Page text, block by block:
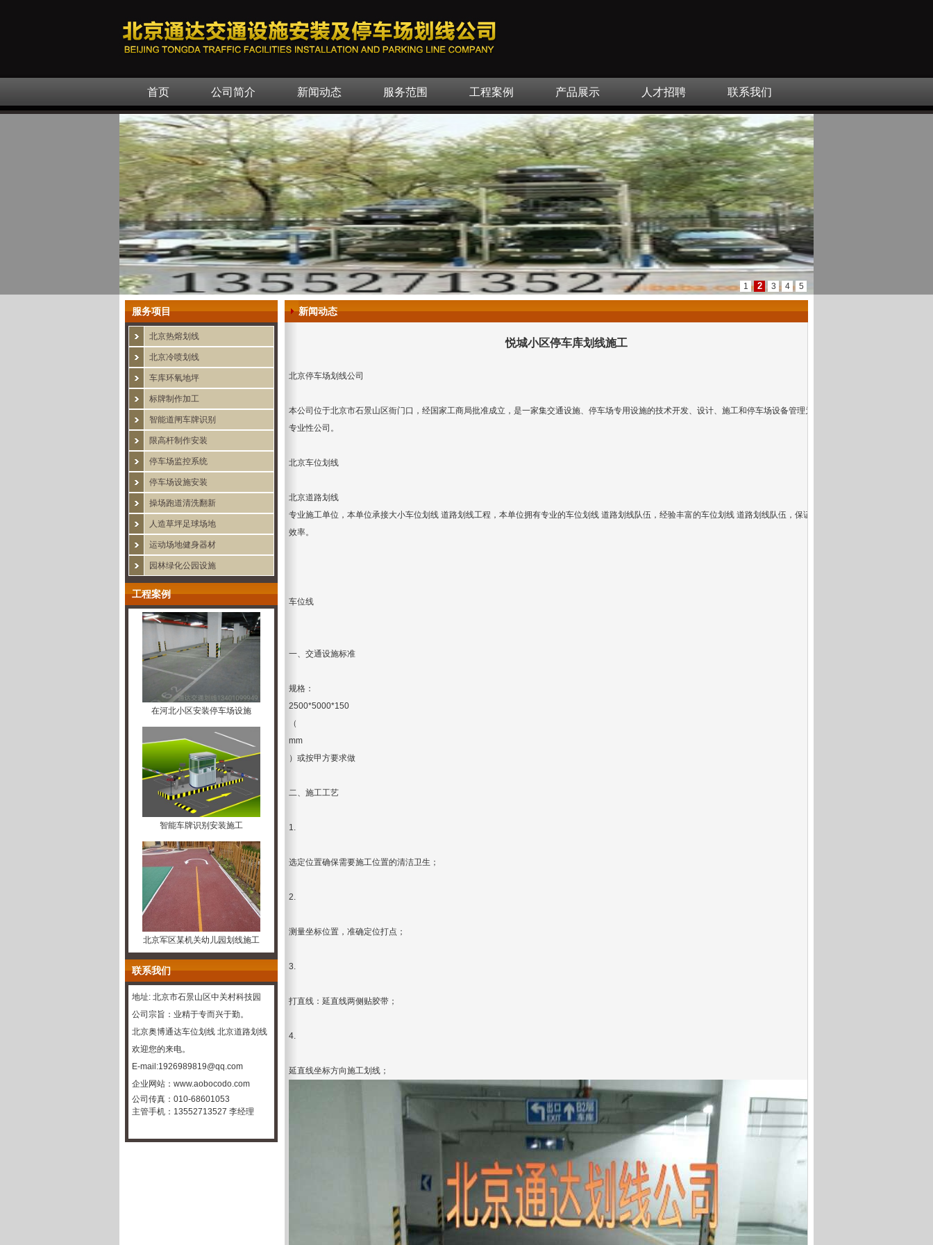
首页 公司简介 新闻动态 服务范围 工程案例 产品展示 人才招聘 联系我们
1 2 3 4 5
服务项目
北京热熔划线
北京冷喷划线
车库环氧地坪
标牌制作加工
智能道闸车牌识别
限高杆制作安装
停车场监控系统
停车场设施安装
操场跑道清洗翻新
人造草坪足球场地
运动场地健身器材
园林绿化公园设施
工程案例
在河北小区安装停车场设施
智能车牌识别安装施工
北京军区某机关幼儿园划线施工
联系我们
地址: 北京市石景山区中关村科技园
公司宗旨：业精于专而兴于勤。
北京奥博通达车位划线 北京道路划线
欢迎您的来电。
E-mail:1926989819@qq.com
企业 网站： www.aobocodo.com
公司传真：010-68601053
主管手机：13552713527 李经理
新闻动态
悦城小区停车库划线施工
北京停车场划线公司
本公司位于北京市石景山区衙门口，经国家工商局批准成立，是一家集交通设施、停车场专用设施的技术开发、设计、施工和停车场设备管理为一体的
专业性公司。
北京车位划线
北京道路划线
专业施工单位，本单位承接大小车位划线 道路划线工程，本单位拥有专业的车位划线 道路划线队伍 ，经验丰富的车位划线 道路划线队伍，保证质量和
效率。
车位线
一、交通设施标准
规格：
2500*5000*150
（
mm
）或按甲方要求做
二、施工工艺
1.
选定位置确保需要施工位置的清洁卫生；
2.
测量坐标位置，准确定位打点；
3.
打直线：延直线两侧贴胶带；
4.
延直线坐标方向施工划线；